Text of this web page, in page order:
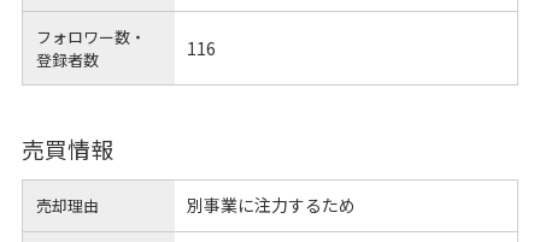
フォロワー数・
登録者数
116
売買情報
売却理由 別事業に注力するため